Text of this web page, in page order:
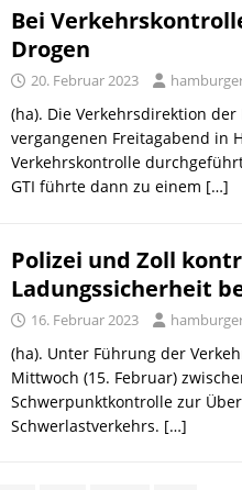
Bei
Drogen
20. Februar 2023
(ha). Die Verkehrsdirektion
vergangenen Freitagabend in
Verkehrskontrolle
GTI führte dann zu einem […]
Polizei und Zoll
Ladungssicherheit
16. Februar 2023
(ha). Unter Führung der
Mittwoch (15. Februar)
Schwerpunktkontrolle zur
Schwerlastverkehrs. […]